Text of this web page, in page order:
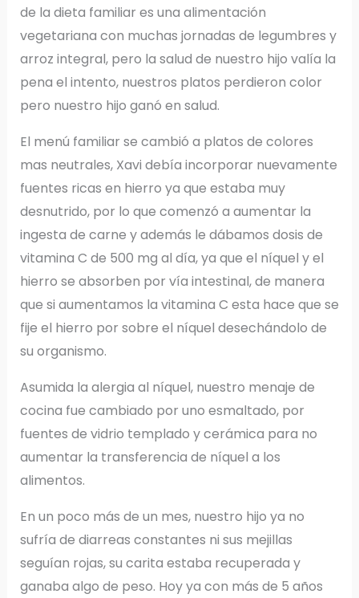
de la dieta familiar es una alimentación
vegetariana con muchas jornadas de legumbres y
arroz integral, pero la salud de nuestro hijo valía la
pena el intento, nuestros platos perdieron color
pero nuestro hijo ganó en salud.
El menú familiar se cambió a platos de colores
mas neutrales, Xavi debía incorporar nuevamente
fuentes ricas en hierro ya que estaba muy
desnutrido, por lo que comenzó a aumentar la
ingesta de carne y además le dábamos dosis de
vitamina C de 500 mg al día, ya que el níquel y el
hierro se absorben por vía intestinal, de manera
que si aumentamos la vitamina C esta hace que se
fije el hierro por sobre el níquel desechándolo de
su organismo.
Asumida la alergia al níquel, nuestro menaje de
cocina fue cambiado por uno esmaltado, por
fuentes de vidrio templado y cerámica para no
aumentar la transferencia de níquel a los
alimentos.
En un poco más de un mes, nuestro hijo ya no
sufría de diarreas constantes ni sus mejillas
seguían rojas, su carita estaba recuperada y
ganaba algo de peso. Hoy ya con más de 5 años